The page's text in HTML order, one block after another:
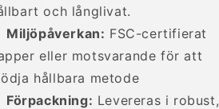
och långlivat.
Miljöpåverkan: FSC-certifierat
eller motsvarande för att
hållbara metode
Förpackning: Levereras i robust,